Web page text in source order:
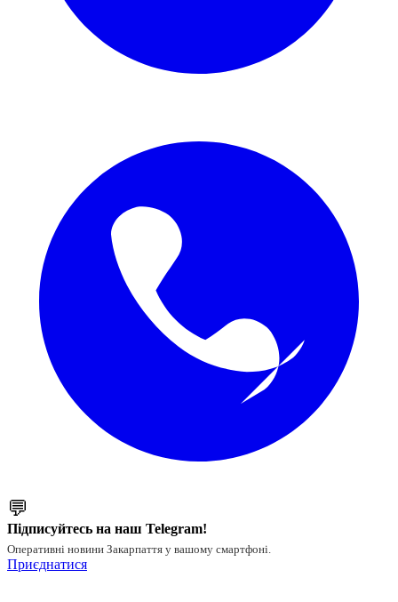
💬
Підписуйтесь на наш Telegram!
Оперативні новини Закарпаття у вашому смартфоні.
Приєднатися